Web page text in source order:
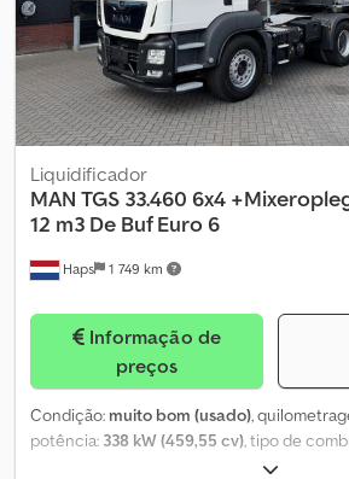
Haps 1 749 km
Liquidificador
MAN TGS 33.460 6x4
12 m3 De Buf Euro 6
Informação de
preços
Condição: muito bom (usado),
potência: 338 kW (459,55 cv), tipo de
, combustível: